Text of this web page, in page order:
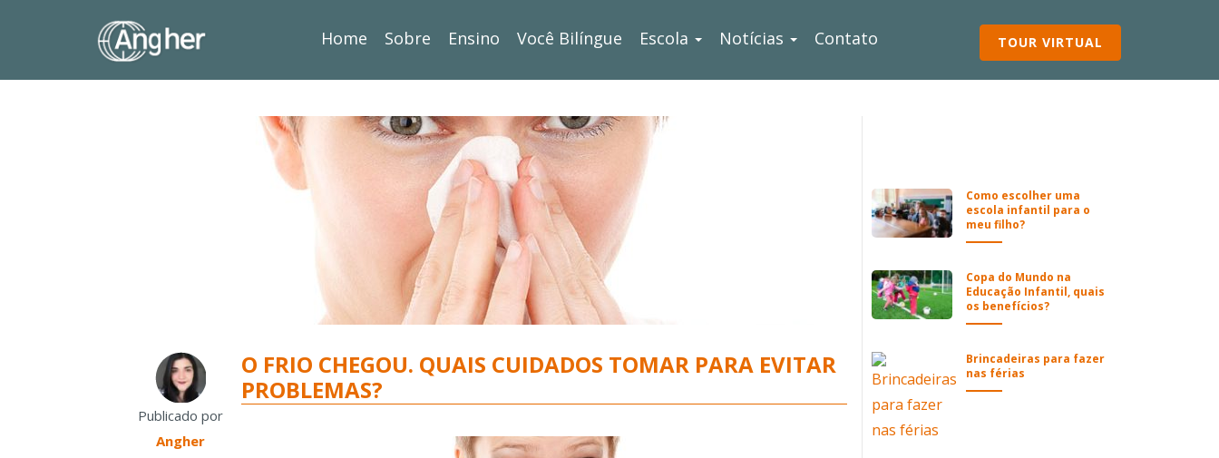
Home Sobre Ensino Você Bilíngue Escola Notícias Contato TOUR VIRTUAL
Publicado por
Angher
O FRIO CHEGOU. QUAIS CUIDADOS TOMAR PARA EVITAR
PROBLEMAS?
Como escolher uma
escola infantil para o
meu filho?
Copa do Mundo na
Educação Infantil, quais
os benefícios?
Brincadeiras para fazer
nas férias